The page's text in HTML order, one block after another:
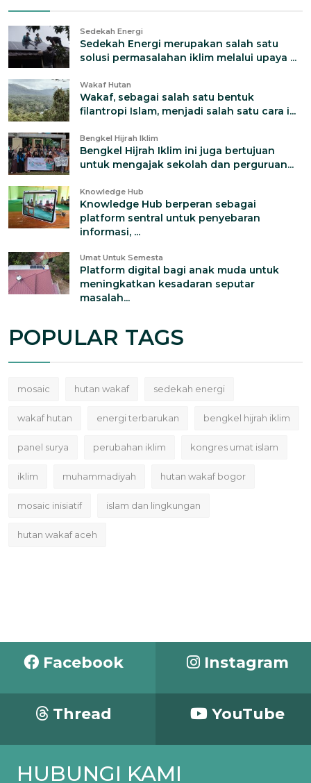
Sedekah Energi
Sedekah Energi merupakan salah satu
solusi permasalahan iklim melalui upaya ...
Wakaf Hutan
Wakaf, sebagai salah satu bentuk
filantropi Islam, menjadi salah satu cara i...
Bengkel Hijrah Iklim
Bengkel Hijrah Iklim ini juga bertujuan
untuk mengajak sekolah dan perguruan...
Knowledge Hub
Knowledge Hub berperan sebagai
platform sentral untuk penyebaran
informasi, ...
Umat Untuk Semesta
Platform digital bagi anak muda untuk
meningkatkan kesadaran seputar
masalah...
POPULAR TAGS
mosaic hutan wakaf sedekah energi
wakaf hutan energi terbarukan bengkel hijrah iklim
panel surya perubahan iklim kongres umat islam
iklim muhammadiyah hutan wakaf bogor
mosaic inisiatif islam dan lingkungan
hutan wakaf aceh
Facebook Instagram
Thread YouTube
HUBUNGI KAMI